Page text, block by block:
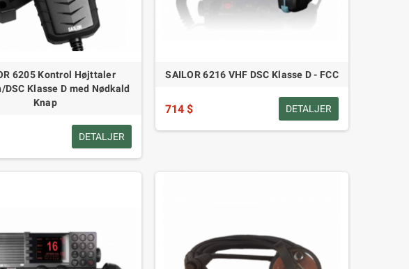
6205 Kontrol Højttaler
Klasse D med Nødkald
Knap
DETALJER
SAILOR 6216 VHF DSC Klasse D - FCC
714 $ DETALJER